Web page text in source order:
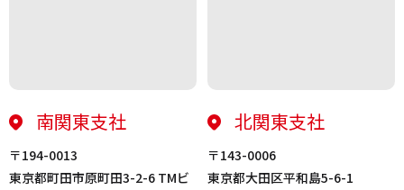
南関東支社
〒194-0013
東京都町田市原町田3-2-6 TMビ
北関東支社
〒143-0006
東京都大田区平和島5-6-1